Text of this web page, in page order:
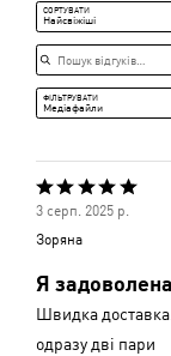
Середня
СОРТУВАТИ
Найсвіжіші
Пошук відгуків
ФІЛЬТРУВАТИ
Медіафайли
Оцінено
5
5
3 серп. 2025 р.
Зоряна
Я
Швидка
одразу дві пари